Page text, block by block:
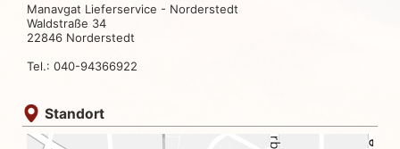
Manavgat Lieferservice - Norderstedt
Waldstraße 34
22846 Norderstedt
Tel.: 040-94366922
Standort